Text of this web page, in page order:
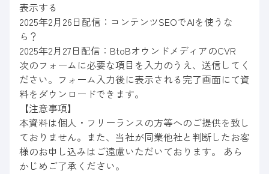
表示する
2025年2月26日配信：コンテンツSEOでAIを使うな
ら？
2025年2月27日配信：BtoBオウンドメディアのCVR
次のフォームに必要な項目を入力のうえ、送信してく
ださい。フォーム入力後に表示される完了画面にて資
料をダウンロードできます。
【注意事項】
本資料は個人・フリーランスの方等へのご提供を致し
ておりません。また、当社が同業他社と判断したお客
様のお申し込みはご遠慮いただいております。 あら
かじめご了承ください。